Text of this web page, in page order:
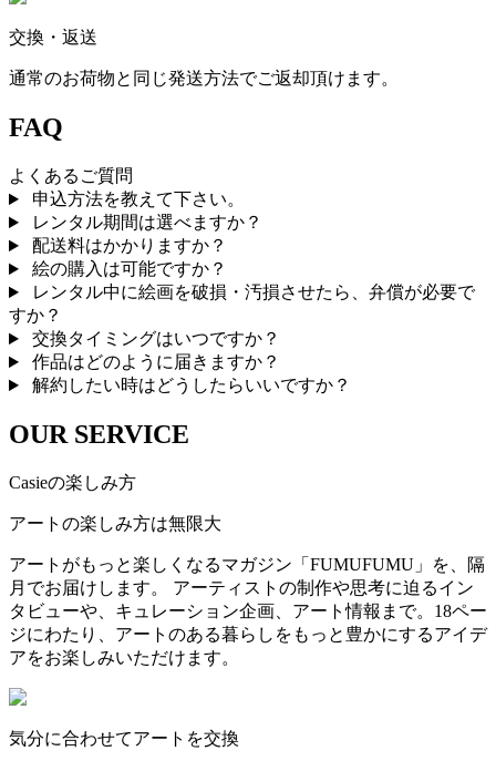
交換・返送
通常のお荷物と同じ発送方法でご返却頂けます。
FAQ
よくあるご質問
申込方法を教えて下さい。
レンタル期間は選べますか？
配送料はかかりますか？
絵の購入は可能ですか？
レンタル中に絵画を破損・汚損させたら、弁償が必要で
すか？
交換タイミングはいつですか？
作品はどのように届きますか？
解約したい時はどうしたらいいですか？
OUR SERVICE
Casieの楽しみ方
アートの楽しみ方は無限大
アートがもっと楽しくなるマガジン「FUMUFUMU」を、隔
月でお届けします。 アーティストの制作や思考に迫るイン
タビューや、キュレーション企画、アート情報まで。18ペー
ジにわたり、アートのある暮らしをもっと豊かにするアイデ
アをお楽しみいただけます。
気分に合わせてアートを交換